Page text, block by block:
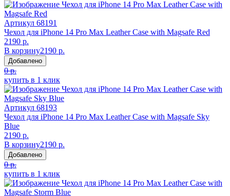
Артикул 68191
Чехол для iPhone 14 Pro Max Leather Case with Magsafe Red
2190 р.
В корзину2190 р.
Добавлено
0 р.
купить в 1 клик
Артикул 68193
Чехол для iPhone 14 Pro Max Leather Case with Magsafe Sky
Blue
2190 р.
В корзину2190 р.
Добавлено
0 р.
купить в 1 клик